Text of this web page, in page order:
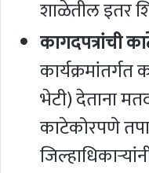
शाळेतील इतर
कागदपत्रांची
कार्यक्रमांतर्गत
भेटी) देताना
काटेकोरपणे